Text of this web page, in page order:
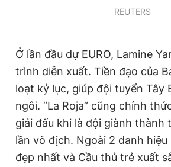
REUTERS
Ở lần đầu dự EURO, Lamine
trình diễn xuất. Tiền đạo của
loạt kỷ lục, giúp đội tuyển Tây
ngôi. “La Roja” cũng chính
giải đấu khi là đội giành thành
lần vô địch. Ngoài 2 danh hiệu
đẹp nhất và Cầu thủ trẻ xuất